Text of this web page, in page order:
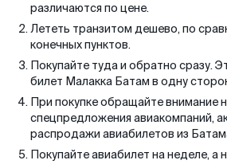
различаются по цене.
Лететь транзитом дешево, по
конечных пунктов.
Покупайте туда и обратно сразу.
билет Малакка Батам в одну
При покупке обращайте внимание
спецпредложения авиакомпаний,
распродажи авиабилетов из
Покупайте авиабилет на неделе, а